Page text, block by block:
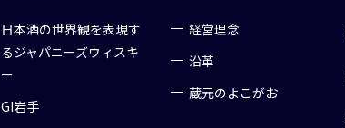
日本酒の世界観を表現す
るジャパニーズウィスキ
ー
GI岩手
経営理念
沿革
蔵元のよこがお